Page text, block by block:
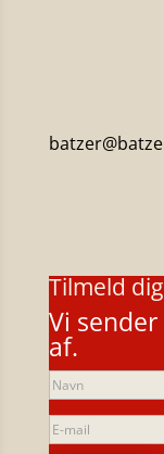
Tilmeld
Vi
af.